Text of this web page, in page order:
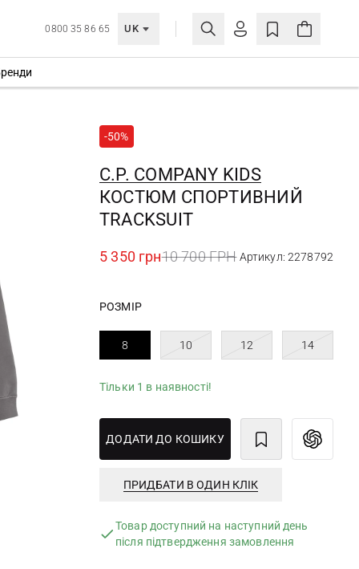
0800 35 86 65 UK
МОЯ ОБЛІКІВКА
СТВОРИТИ ОБЛІКІВКУ
-50%
C.P. COMPANY KIDS
КОСТЮМ СПОРТИВНИЙ
TRACKSUIT
5 350 грн10 700 ГРН Артикул: 2278792
РОЗМІР
8 10 12 14
Тільки 1 в наявності!
ДОДАТИ ДО КОШИКУ
ПРИДБАТИ В ОДИН КЛІК
Товар доступний на наступний день
після підтвердження замовлення